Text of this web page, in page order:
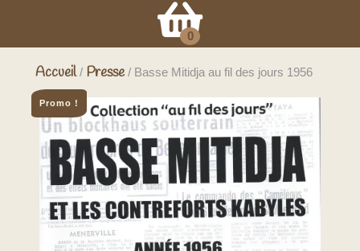
0
Accueil/ Presse/ Basse Mitidja au fil des jours 1956
Promo !